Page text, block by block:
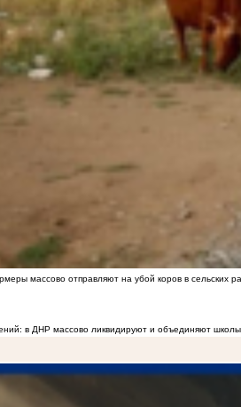
массово отправляют на убой коров в сельских
в ДНР массово ликвидируют и объединяют